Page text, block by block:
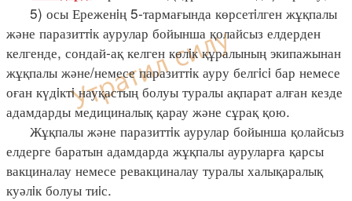
5) осы Ереженiң 5-тармағында көрсетiлген жұқпалы
және паразиттiк аурулар бойынша қолайсыз елдерден
келгенде, сондай-ақ келген көлiк құралының экипажынан
жұқпалы және/немесе паразиттiк ауру белгiсi бар немесе
оған күдiктi науқастың болуы туралы ақпарат алған кезде
адамдарды медициналық қарау және сұрақ қою.
Жұқпалы және паразиттiк аурулар бойынша қолайсыз
елдерге баратын адамдарда жұқпалы ауруларға қарсы
вакциналау немесе ревакциналау туралы халықаралық
куәлiк болуы тиiс.